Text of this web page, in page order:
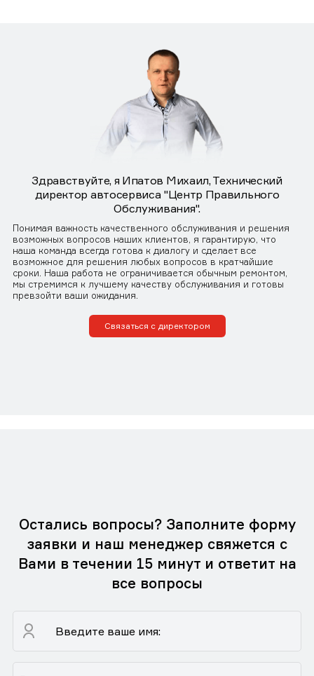
Здравствуйте, я Ипатов Михаил, Технический
директор автосервиса "Центр Правильного
Обслуживания".
Понимая важность качественного обслуживания и решения
возможных вопросов наших клиентов, я гарантирую, что
наша команда всегда готова к диалогу и сделает все
возможное для решения любых вопросов в кратчайшие
сроки. Наша работа не ограничивается обычным ремонтом,
мы стремимся к лучшему качеству обслуживания и готовы
превзойти ваши ожидания.
Связаться с директором
Остались вопросы? Заполните форму
заявки и наш менеджер свяжется с
Вами в течении 15 минут и ответит на
все вопросы